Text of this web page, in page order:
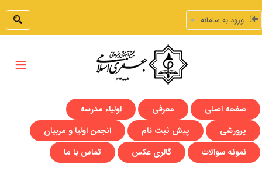
ورود به سامانه
صفحه اصلی معرفی
اولیاء مدرسه
پرورشی
پیش ثبت نام
انجمن اولیا و مربیان
نمونه سوالات
گالری عکس تماس با ما